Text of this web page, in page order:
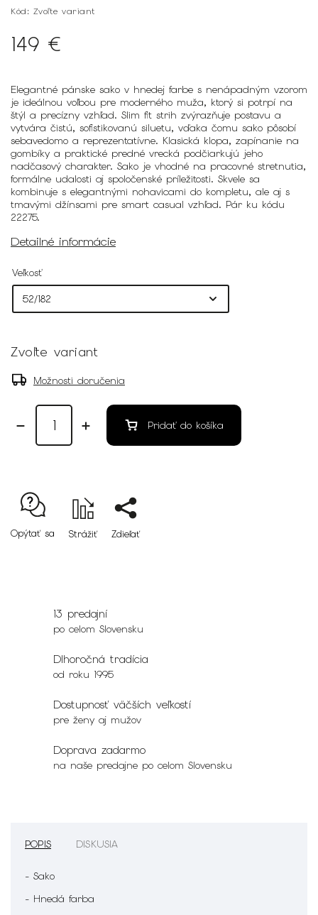
Kód: Zvoľte variant
149 €
Elegantné pánske sako v hnedej farbe s nenápadným vzorom
je ideálnou voľbou pre moderného muža, ktorý si potrpí na
štýl a precízny vzhľad. Slim fit strih zvýrazňuje postavu a
vytvára čistú, sofistikovanú siluetu, vďaka čomu sako pôsobí
sebavedomo a reprezentatívne. Klasická klopa, zapínanie na
gombíky a praktické predné vrecká podčiarkujú jeho
nadčasový charakter. Sako je vhodné na pracovné stretnutia,
formálne udalosti aj spoločenské príležitosti. Skvele sa
kombinuje s elegantnými nohavicami do kompletu, ale aj s
tmavými džínsami pre smart casual vzhľad. Pár ku kódu
22275.
Detailné informácie
Veľkosť
Zvoľte variant
Možnosti doručenia
Pridať do košíka
Opýtať sa Strážiť Zdieľať
13 predajní
po celom Slovensku
Dlhoročná tradícia
od roku 1995
Dostupnosť väčších veľkostí
pre ženy aj mužov
Doprava zadarmo
na naše predajne po celom Slovensku
POPIS DISKUSIA
- Sako
- Hnedá farba